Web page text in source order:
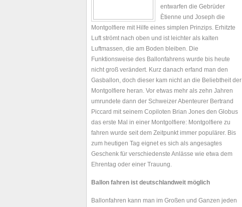
entwarfen die Gebrüder
Ètienne und Joseph die
Montgolfiere mit Hilfe eines simplen Prinzips. Erhitzte
Luft strömt nach oben und ist leichter als kalten
Luftmassen, die am Boden bleiben. Die
Funktionsweise des Ballonfahrens wurde bis heute
nicht groß verändert. Kurz danach erfand man den
Gasballon, doch dieser kam nicht an die Beliebtheit der
Montgolfiere heran. Vor etwas mehr als zehn Jahren
umrundete dann der Schweizer Abenteurer Bertrand
Piccard mit seinem Copiloten Brian Jones den Globus
das erste Mal in einer Montgolfiere: Montgolfiere zu
fahren wurde seit dem Zeitpunkt immer populärer. Bis
zum heutigen Tag eignet es sich als angesagtes
Geschenk für verschiedenste Anlässe wie etwa dem
Ehrentag oder einer Trauung.
Ballon fahren ist deutschlandweit möglich
Ballonfahren kann man im Großen und Ganzen jeden